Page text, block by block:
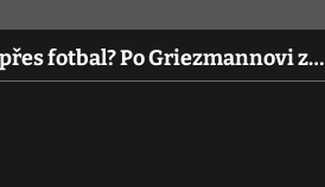
fotbal? Po Griezmannovi z…